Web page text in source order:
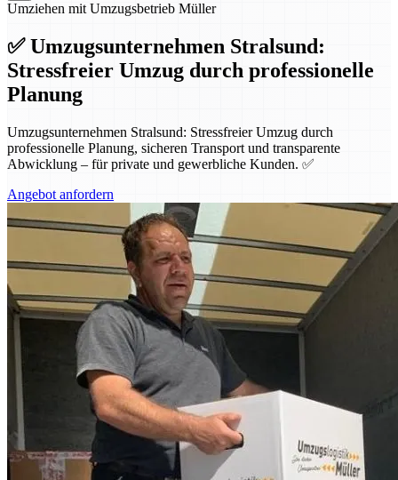
Umziehen mit Umzugsbetrieb Müller
✅ Umzugsunternehmen Stralsund:
Stressfreier Umzug durch professionelle
Planung
Umzugsunternehmen Stralsund: Stressfreier Umzug durch
professionelle Planung, sicheren Transport und transparente
Abwicklung – für private und gewerbliche Kunden. ✅
Angebot anfordern